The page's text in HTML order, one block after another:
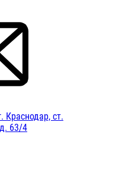
Краснодар, ст.
63/4